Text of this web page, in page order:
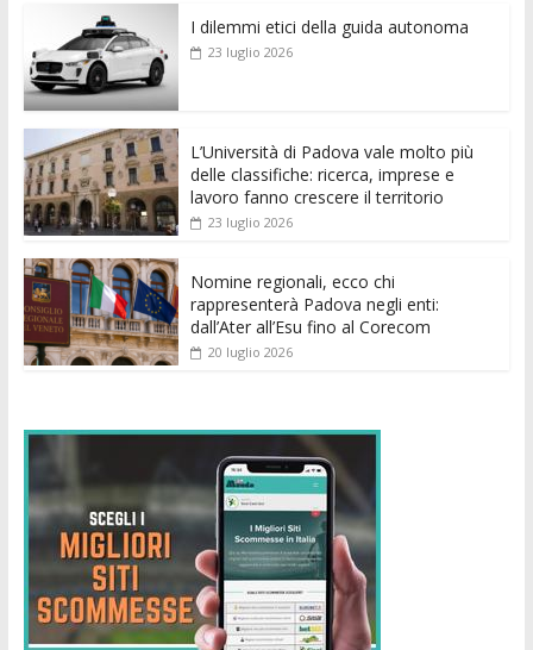
b
o
o
k
er l s
p
e
er
di e di
I dilemmi etici della guida autonoma
23 luglio 2026
L’Università di Padova vale molto più
delle classifiche: ricerca, imprese e
lavoro fanno crescere il territorio
23 luglio 2026
Nomine regionali, ecco chi
rappresenterà Padova negli enti:
dall’Ater all’Esu fino al Corecom
20 luglio 2026